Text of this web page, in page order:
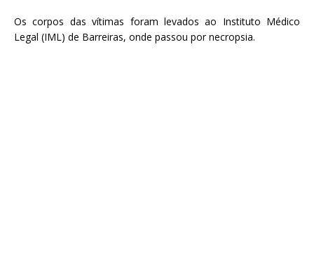
Os corpos das vítimas foram levados ao Instituto Médico
Legal (IML) de Barreiras, onde passou por necropsia.